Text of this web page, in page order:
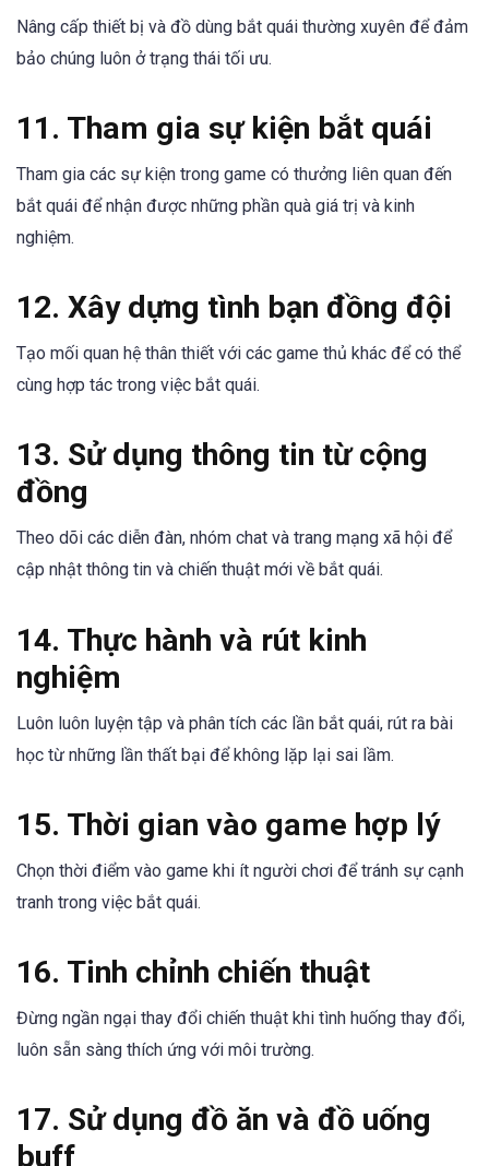
Nâng cấp thiết bị và đồ dùng bắt quái thường xuyên để đảm
bảo chúng luôn ở trạng thái tối ưu.
11. Tham gia sự kiện bắt quái
Tham gia các sự kiện trong game có thưởng liên quan đến
bắt quái để nhận được những phần quà giá trị và kinh
nghiệm.
12. Xây dựng tình bạn đồng đội
Tạo mối quan hệ thân thiết với các game thủ khác để có thể
cùng hợp tác trong việc bắt quái.
13. Sử dụng thông tin từ cộng
đồng
Theo dõi các diễn đàn, nhóm chat và trang mạng xã hội để
cập nhật thông tin và chiến thuật mới về bắt quái.
14. Thực hành và rút kinh
nghiệm
Luôn luôn luyện tập và phân tích các lần bắt quái, rút ra bài
học từ những lần thất bại để không lặp lại sai lầm.
15. Thời gian vào game hợp lý
Chọn thời điểm vào game khi ít người chơi để tránh sự cạnh
tranh trong việc bắt quái.
16. Tinh chỉnh chiến thuật
Đừng ngần ngại thay đổi chiến thuật khi tình huống thay đổi,
luôn sẵn sàng thích ứng với môi trường.
17. Sử dụng đồ ăn và đồ uống
buff